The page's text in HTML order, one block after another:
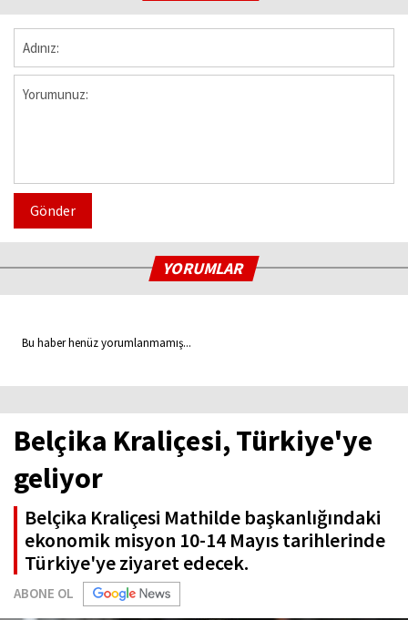
Gönder
YORUMLAR
Bu haber henüz yorumlanmamış...
Belçika Kraliçesi, Türkiye'ye
geliyor
Belçika Kraliçesi Mathilde başkanlığındaki
ekonomik misyon 10-14 Mayıs tarihlerinde
Türkiye'ye ziyaret edecek.
ABONE OL